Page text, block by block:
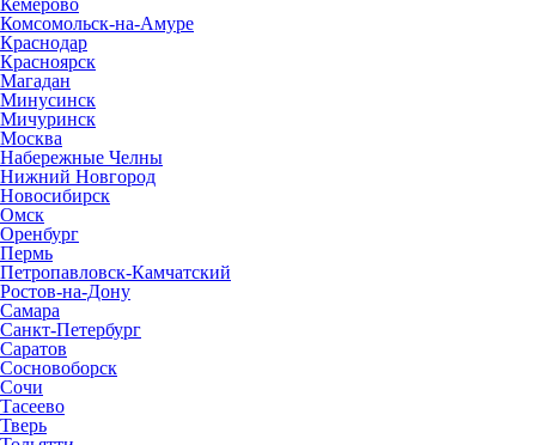
Кемерово
Комсомольск-на-Амуре
Краснодар
Красноярск
Магадан
Минусинск
Мичуринск
Москва
Набережные Челны
Нижний Новгород
Новосибирск
Омск
Оренбург
Пермь
Петропавловск-Камчатский
Ростов-на-Дону
Самара
Санкт-Петербург
Саратов
Сосновоборск
Сочи
Тасеево
Тверь